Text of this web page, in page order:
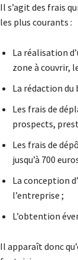
Il s’agit des frais
les plus courants :
La réalisation
zone à couvrir,
La rédaction
Les frais de
prospects,
Les frais de
jusqu’à 700
La conception
l’entreprise ;
L’obtention
Il apparaît donc